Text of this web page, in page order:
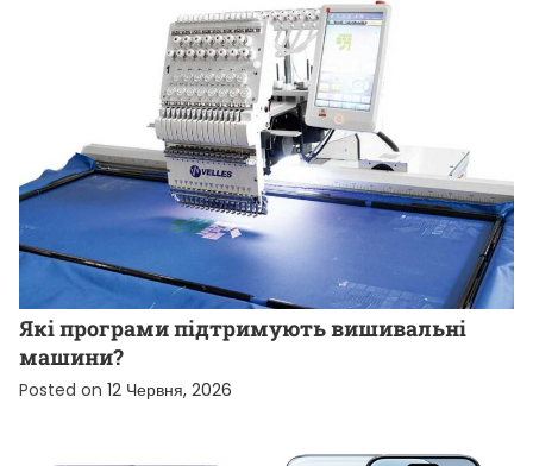
НОВИНИ ВІД КОМПАНІЙ
Які програми підтримують вишивальні
машини?
Posted on 12 Червня, 2026